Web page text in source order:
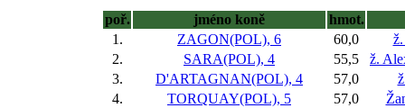
poř. jméno koně
hmot.
1.
ZAGON(POL), 6 60,0
2.
SARA(POL), 4 55,5
ž.
3.
D'ARTAGNAN(POL), 4 57,0
4.
TORQUAY(POL), 5 57,0